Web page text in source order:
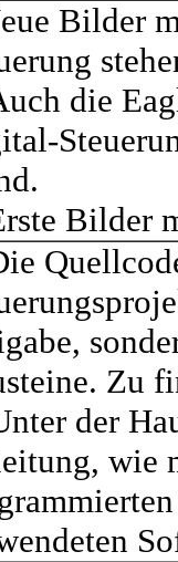
Bilder
die
Bilder
Zu
der
wie